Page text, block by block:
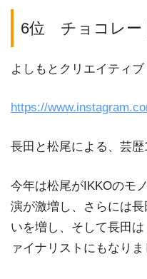
6位 チョコレー
よしもとクリエイティ
https://
長田と松尾による、芸歴
今年は松尾がIKKOのモ
演が激増し、さらには
いを増し、そして長田
ァイナリストにもなりま